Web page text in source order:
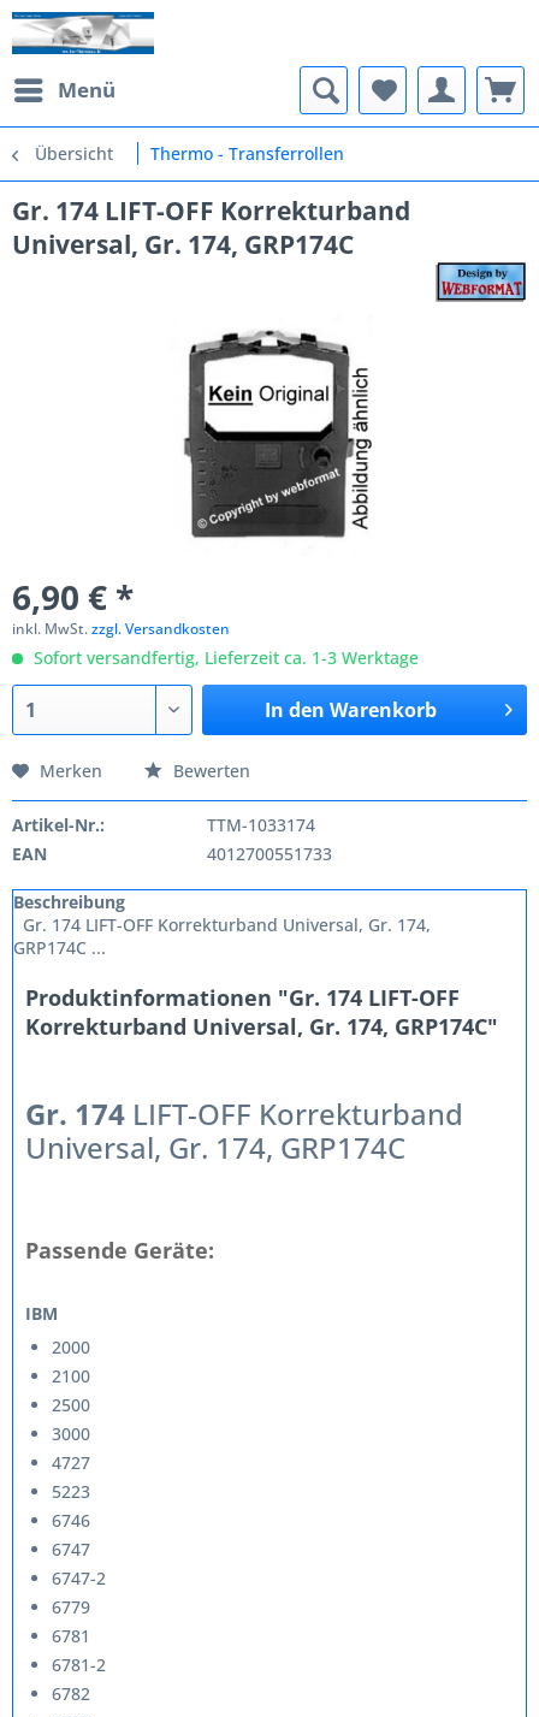
Menü
Übersicht Thermo - Transferrollen
Gr. 174 LIFT-OFF Korrekturband
Universal, Gr. 174, GRP174C
6,90 € *
inkl. MwSt.zzgl. Versandkosten
Sofort versandfertig, Lieferzeit ca. 1-3 Werktage
In den Warenkorb
Merken Bewerten
Artikel-Nr.:
TTM-1033174
EAN
4012700551733
Beschreibung
Gr. 174 LIFT-OFF Korrekturband Universal, Gr. 174,
GRP174C ...
Produktinformationen "Gr. 174 LIFT-OFF
Korrekturband Universal, Gr. 174, GRP174C"
Gr. 174 LIFT-OFF Korrekturband
Universal, Gr. 174, GRP174C
Passende Geräte:
IBM
2000
2100
2500
3000
4727
5223
6746
6747
6747-2
6779
6781
6781-2
6782